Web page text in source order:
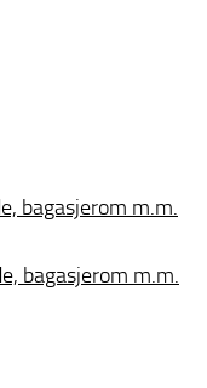
bagasjerom m.m.
bagasjerom m.m.